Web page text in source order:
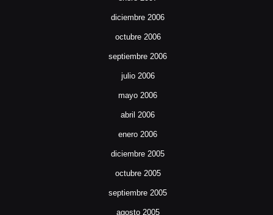
diciembre 2006
octubre 2006
septiembre 2006
julio 2006
mayo 2006
abril 2006
enero 2006
diciembre 2005
octubre 2005
septiembre 2005
agosto 2005